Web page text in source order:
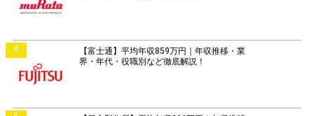
4
【富士通】平均年収859万円｜年収推移・業
界・年代・役職別など徹底解説！